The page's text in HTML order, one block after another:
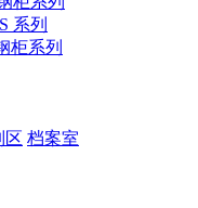
区 档案室